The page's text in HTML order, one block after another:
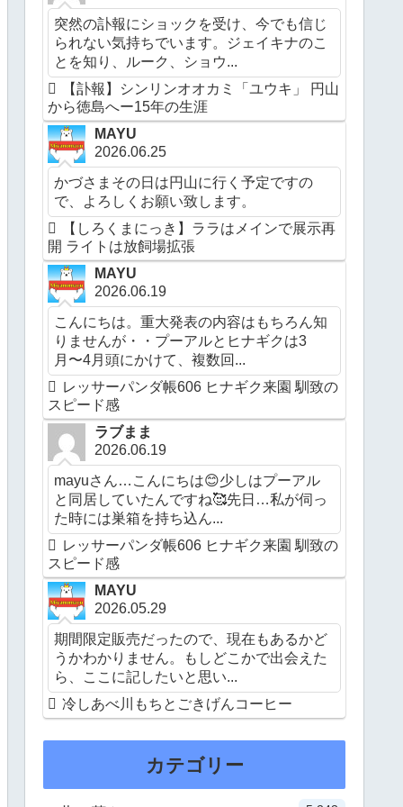
突然の訃報にショックを受け、今でも信じ
られない気持ちでいます。ジェイキナのこ
とを知り、ルーク、ショウ...
【訃報】シンリンオオカミ「ユウキ」 円山
から徳島へー15年の生涯
MAYU
2026.06.25
かづさまその日は円山に行く予定ですの
で、よろしくお願い致します。
【しろくまにっき】ララはメインで展示再
開 ライトは放飼場拡張
MAYU
2026.06.19
こんにちは。重大発表の内容はもちろん知
りませんが・・プーアルとヒナギクは3
月〜4月頭にかけて、複数回...
レッサーパンダ帳606 ヒナギク来園 馴致の
スピード感
ラブまま
2026.06.19
mayuさん…こんにちは😊少しはプーアル
と同居していたんですね🥰先日…私が伺っ
た時には巣箱を持ち込ん...
レッサーパンダ帳606 ヒナギク来園 馴致の
スピード感
MAYU
2026.05.29
期間限定販売だったので、現在もあるかど
うかわかりません。もしどこかで出会えた
ら、ここに記したいと思い...
冷しあべ川もちとごきげんコーヒー
カテゴリー